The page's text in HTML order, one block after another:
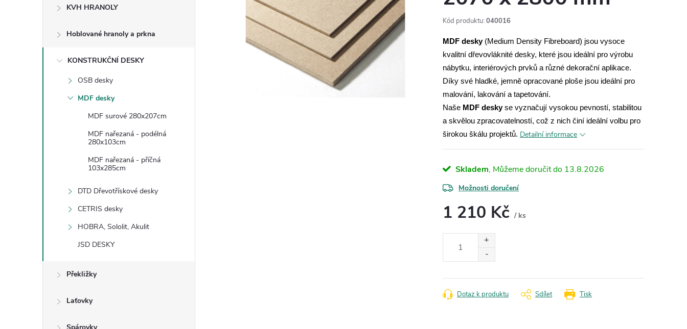
t
KVH HRANOLY
Hoblované hranoly a prkna
KONSTRUKČNÍ DESKY
OSB desky
MDF desky
MDF surové 280x207cm
MDF nařezaná - podélná
280x103cm
MDF nařezaná - příčná
103x285cm
DTD Dřevotřískové desky
CETRIS desky
HOBRA, Sololit, Akulit
JSD DESKY
Překližky
Laťovky
Spárovky
Kód produktu: 040016
MDF desky(Medium Density Fibreboard) jsou vysoce
kvalitní dřevovláknité desky, které jsou ideální pro výrobu
nábytku, interiérových prvků a různé dekorační aplikace.
Díky své hladké, jemně opracované ploše jsou ideální pro
malování, lakování a tapetování.
Naše MDF deskyse vyznačují vysokou pevností, stabilitou
a skvělou zpracovatelností, což z nich činí ideální volbu pro
širokou škálu projektů. Detailní informace
Skladem 13.8.2026
Možnosti doručení
1 210 Kč / ks
Tisk
Dotaz k produktu Sdílet